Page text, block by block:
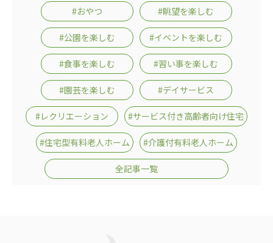
#おやつ #眺望を楽しむ
#公園を楽しむ #イベントを楽しむ
#食事を楽しむ #習い事を楽しむ
#園芸を楽しむ #デイサービス
#レクリエーション #サービス付き高齢者向け住宅
#住宅型有料老人ホーム #介護付有料老人ホーム
全記事一覧